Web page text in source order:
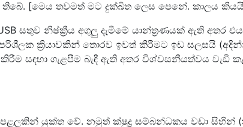
[මෙය තවමත් මට දුක්ඛිත ලෙස පෙනේ. කාලය
සතුව නිෂ්ක්‍රීය අගුලු දැමීමේ යාන්ත්‍රණයක් ඇති අතර එය
ක්‍රියාවකින් තොරව ඉවත් කිරීමට ඉඩ සලසයි
කිරීම සඳහා ගැළපීම බැඳී ඇති අතර විශ්වසනීයත්වය වැඩි
යුක්ත වේ. නමුත් ක්ෂුද්‍ර සම්බන්ධකය වඩා සිහින්